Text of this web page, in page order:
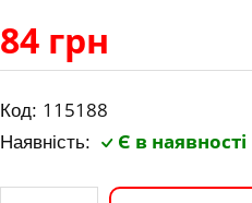
84 грн
Код: 115188
Наявність: Є в наявності